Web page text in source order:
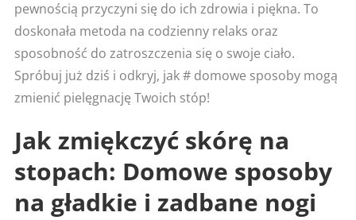
pewnością przyczyni się do ich zdrowia i piękna. To
doskonała metoda na codzienny relaks oraz
sposobność do zatroszczenia się o swoje ciało.
Spróbuj już dziś i odkryj, jak # domowe sposoby mogą
zmienić pielęgnację Twoich stóp!
Jak zmiękczyć skórę na
stopach: Domowe sposoby
na gładkie i zadbane nogi